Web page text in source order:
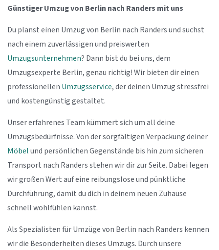
Günstiger Umzug von Berlin nach Randers mit uns
Du planst einen Umzug von Berlin nach Randers und suchst
nach einem zuverlässigen und preiswerten
Umzugsunternehmen? Dann bist du bei uns, dem
Umzugsexperte Berlin, genau richtig! Wir bieten dir einen
professionellen Umzugsservice, der deinen Umzug stressfrei
und kostengünstig gestaltet.
Unser erfahrenes Team kümmert sich um all deine
Umzugsbedürfnisse. Von der sorgfältigen Verpackung deiner
Möbelund persönlichen Gegenstände bis hin zum sicheren
Transport nach Randers stehen wir dir zur Seite. Dabei legen
wir großen Wert auf eine reibungslose und pünktliche
Durchführung, damit du dich in deinem neuen Zuhause
schnell wohlfühlen kannst.
Als Spezialisten für Umzüge von Berlin nach Randers kennen
wir die Besonderheiten dieses Umzugs. Durch unsere